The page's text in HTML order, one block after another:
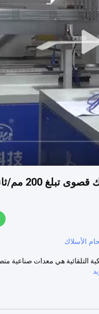
آلة لحام
الأسلاك
ثانية آلة لحام الشبكة السلكية التلقائية